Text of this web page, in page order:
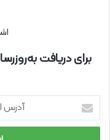
برای دریافت
ر